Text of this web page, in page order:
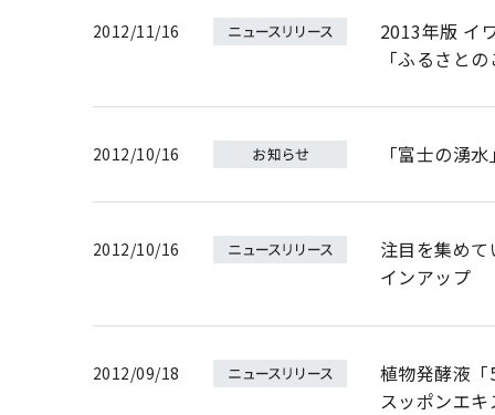
2012/11/16
2013年版 イ
「ふるさと
2012/10/16 「富士の湧
2012/10/16
注目を集め
インアップ
2012/09/18
植物発酵液
スッポンエ